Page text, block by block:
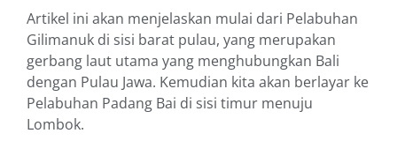
Artikel ini akan menjelaskan mulai dari Pelabuhan
Gilimanuk di sisi barat pulau, yang merupakan
gerbang laut utama yang menghubungkan Bali
dengan Pulau Jawa. Kemudian kita akan berlayar ke
Pelabuhan Padang Bai di sisi timur menuju
Lombok.